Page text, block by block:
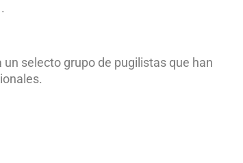
selecto grupo de pugilistas que han